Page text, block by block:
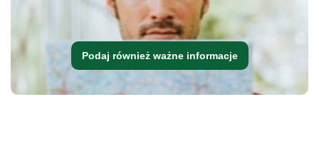
Podaj również ważne informacje